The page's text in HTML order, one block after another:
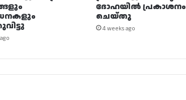
ദോഹയിൽ പ്രകാശനം
ചെയ്തു
4 weeks ago